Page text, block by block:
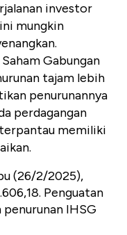
investor
mungkin
Gabungan
tajam lebih
penurunannya
perdagangan
memiliki
(26/2/2025),
Penguatan
IHSG